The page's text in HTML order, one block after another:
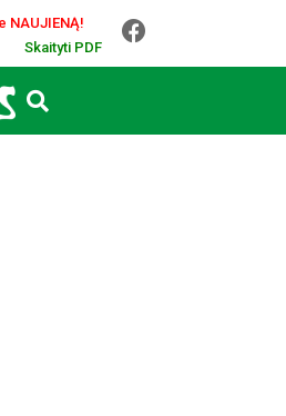
NAUJIENĄ!
Skaityti PDF